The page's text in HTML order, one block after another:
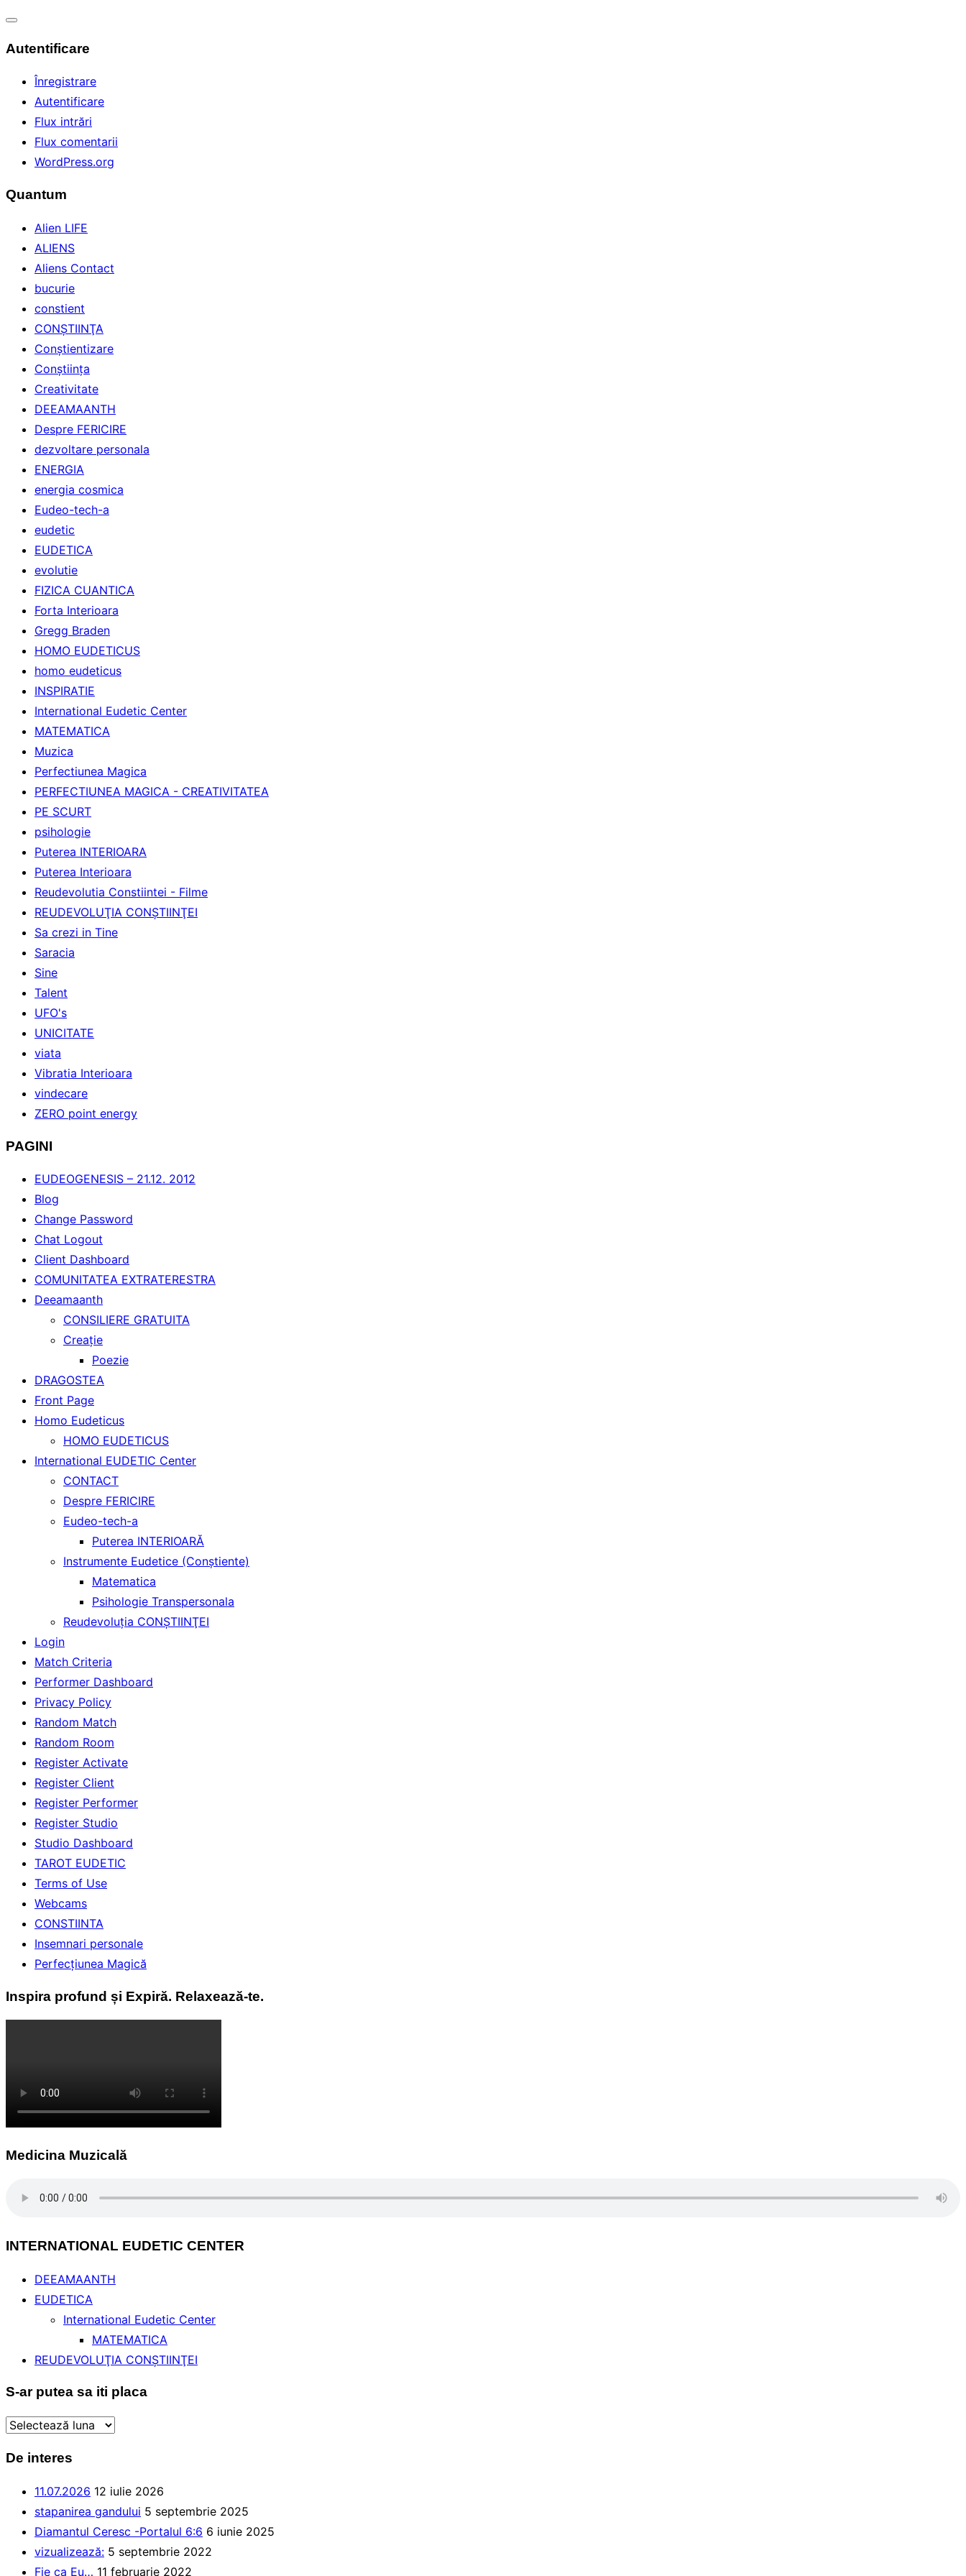
navigarea
Autentificare
Înregistrare
Autentificare
Flux intrări
Flux comentarii
WordPress.org
Quantum
Alien LIFE
ALIENS
Aliens Contact
bucurie
constient
CONŞTIINŢA
Conştientizare
Conştiinţa
Creativitate
DEEAMAANTH
Despre FERICIRE
dezvoltare personala
ENERGIA
energia cosmica
Eudeo-tech-a
eudetic
EUDETICA
evolutie
FIZICA CUANTICA
Forta Interioara
Gregg Braden
HOMO EUDETICUS
homo eudeticus
INSPIRATIE
International Eudetic Center
MATEMATICA
Muzica
Perfectiunea Magica
PERFECTIUNEA MAGICA - CREATIVITATEA
PE SCURT
psihologie
Puterea INTERIOARA
Puterea Interioara
Reudevolutia Constiintei - Filme
REUDEVOLUŢIA CONŞTIINŢEI
Sa crezi in Tine
Saracia
Sine
Talent
UFO's
UNICITATE
viata
Vibratia Interioara
vindecare
ZERO point energy
PAGINI
EUDEOGENESIS – 21.12. 2012
Blog
Change Password
Chat Logout
Client Dashboard
COMUNITATEA EXTRATERESTRA
Deeamaanth
CONSILIERE GRATUITA
Creaţie
Poezie
DRAGOSTEA
Front Page
Homo Eudeticus
HOMO EUDETICUS
International EUDETIC Center
CONTACT
Despre FERICIRE
Eudeo-tech-a
Puterea INTERIOARĂ
Instrumente Eudetice (Conştiente)
Matematica
Psihologie Transpersonala
Reudevoluţia CONŞTIINŢEI
Login
Match Criteria
Performer Dashboard
Privacy Policy
Random Match
Random Room
Register Activate
Register Client
Register Performer
Register Studio
Studio Dashboard
TAROT EUDETIC
Terms of Use
Webcams
CONSTIINTA
Insemnari personale
Perfecţiunea Magică
Inspira profund și Expiră. Relaxează-te.
Medicina Muzicală
INTERNATIONAL EUDETIC CENTER
DEEAMAANTH
EUDETICA
International Eudetic Center
MATEMATICA
REUDEVOLUŢIA CONŞTIINŢEI
S-ar putea sa iti placa
S-
putea
De interes
11.07.2026 12 iulie 2026
stapanirea gandului 5 septembrie 2025
Diamantul Ceresc -Portalul 6:6 6 iunie 2025
vizualizează: 5 septembrie 2022
Fie ca Eu… 11 februarie 2022